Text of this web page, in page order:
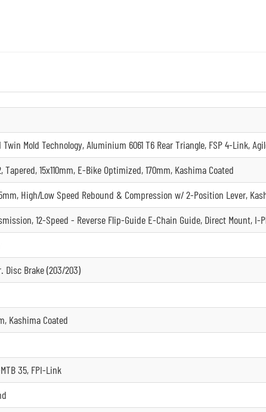
Twin Mold Technology, Aluminium 6061 T6 Rear Triangle, FSP 4-Link,
Tapered, 15x110mm, E-Bike Optimized, 170mm, Kashima Coated
High/Low Speed Rebound & Compression w/ 2-Position Lever,
12-Speed - Reverse Flip-Guide E-Chain Guide, Direct Mount, I-
Disc Brake (203/203)
Kashima Coated
35, FPI-Link